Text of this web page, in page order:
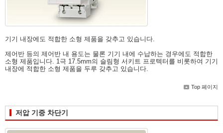
기기 내장에도 적합한 소형 제품을 갖추고 있습니다.
제어반 등의 제어반 내 용도는 물론 기기 내에 수납하는 경우에도 적합한
소형 제품입니다. 1극 17.5mm의 슬림형 서키트 프로텍터를 비롯하여 기기
내장에 적합한 소형 제품을 두루 갖추고 있습니다.
Top 페이지
저압 기중 차단기